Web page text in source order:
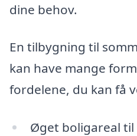
dine behov.
En tilbygning til
kan have mange
fordelene, du kan få
Øget boligareal